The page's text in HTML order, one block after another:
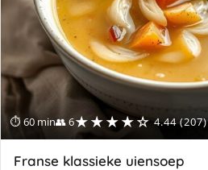
⏱ 60 min👥 6★★★★☆ 4.44 (207)
Franse klassieke uiensoep